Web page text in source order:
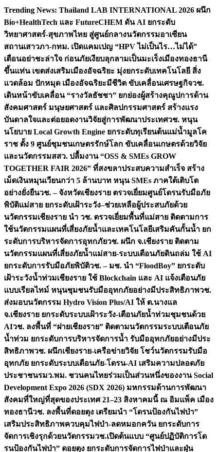
Skip
content
Trending News: Thailand LAB INTERNATIONAL 2026 ผนึก
Bio+HealthTech และ FutureCHEM ดัน AI ยกระดับ
วิทยาศาสตร์-สุขภาพไทย สู่ศูนย์กลางนวัตกรรมอาเซียน
สถานเสาวภา-กทม. เปิดแคมเปญ “HPV ไม่เป็นไร…ไม่ได้”
เตือนอย่าชะล่าใจ ก่อนภัยเงียบลุกลามเป็นมะเร็งเมืองทองธานี
ขึ้นแท่น เขตส่งเสริมเมืองอัจฉริยะ มุ่งยกระดับเทคโนโลยี สิ่ง
แวดล้อม ปักหมุด เมืองอัจฉริยะมีชีวิต ขับเคลื่อนเศรษฐกิจวช.
เดินหน้าขับเคลื่อน “รางวัลธัชชา” ยกย่องผู้สร้างคุณูปการด้าน
สังคมศาสตร์ มนุษยศาสตร์ และศิลปกรรมศาสตร์ สร้างแรง
บันดาลใจและต่อยอดงานวิจัยสู่การพัฒนาประเทศวช. หนุน
นโยบาย Local Growth Engine ยกระดับทุเรียนต้นแม่น้ำมูลโค
ราช ตั้ง 9 ศูนย์ชุมชนเกษตรรักษ์โลก ขับเคลื่อนเกษตรด้วยวิจัย
และนวัตกรรมสสว. ปลื้มงาน “OSS & SMEs GROW
TOGETHER FAIR 2026” ที่สงขลาประสบความสำเร็จ สร้าง
เม็ดเงินหมุนเวียนกว่า 5 ล้านบาท หนุน SMEs ภาคใต้เติบโต
อย่างยั่งยืนวช. – จังหวัดเชียงราย ตรวจเยี่ยมศูนย์โดรนรับมือภัย
พิบัติแม่สาย ยกระดับเฝ้าระวัง–ช่วยเหลือผู้ประสบภัยด้วย
นวัตกรรมเชียงราย นำ วช. ตรวจเยี่ยมพื้นที่แม่สาย ติดตามการ
ใช้นวัตกรรมแผนที่เสี่ยงภัยน้ำและเทคโนโลยีเสริมคันกั้นน้ำ ยก
ระดับการบริหารจัดการอุทกภัยวช. ผนึก จ.เชียงราย ติดตาม
นวัตกรรมแผนที่เสี่ยงภัยน้ำแม่สาย-ระบบเตือนภัยดินถล่ม ใช้ AI
ยกระดับการรับมือภัยพิบัติวช. – มช. นำ “FloodBoy” ยกระดับ
เฝ้าระวังน้ำท่วมเชียงราย ใช้ Blockchain และ AI แจ้งเตือนภัย
แบบเรียลไทม์ หนุนชุมชนรับมืออุทกภัยอย่างมีประสิทธิภาพวช.
ส่งมอบนวัตกรรม Hydro Vision Plus/AI ให้ ต.นางแล
จ.เชียงราย ยกระดับระบบเฝ้าระวัง-เตือนภัยน้ำท่วมชุมชนด้วย
AIวช. ลงพื้นที่ “ฝายเชียงราย” ติดตามนวัตกรรมระบบเตือนภัย
น้ำท่วม ยกระดับการบริหารจัดการน้ำ รับมืออุทกภัยอย่างมีประ
สิทธิภาพวช. ผนึกเชียงราย-เครือข่ายวิจัย โชว์นวัตกรรมรับมือ
อุทกภัย ยกระดับระบบเตือนภัย-โดรน-AI เสริมความปลอดภัย
ประชาชนรมว.พม. ชวนคนไทยร่วมเป็นส่วนหนึ่งของงาน Social
Development Expo 2026 (SDX 2026) มหกรรมด้านการพัฒนา
สังคมที่ใหญ่ที่สุดของประเทศ 21–23 สิงหาคมนี้ ณ อิมแพ็ค เมือง
ทองธานีวช. ลงพื้นที่ดอยตุง เตรียมนำ “โดรนป้องกันไฟป่า”
เสริมประสิทธิภาพควบคุมไฟป่า-ลดหมอกควัน ยกระดับการ
จัดการเชิงรุกด้วยนวัตกรรมวช.เปิดต้นแบบ “ศูนย์ปฏิบัติการโด
รนป้องกันไฟป่า” ดอยตุง ยกระดับการจัดการไฟป่าและฝุ่น